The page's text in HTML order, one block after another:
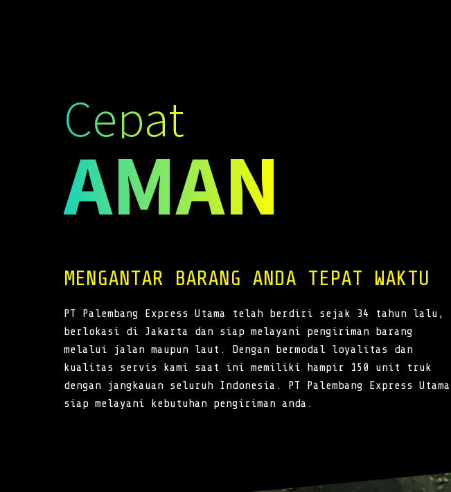
Cepat
AMAN
MENGANTAR BARANG ANDA TEPAT WAKTU
PT Palembang Express Utama telah berdiri sejak 34 tahun lalu,
berlokasi di Jakarta dan siap melayani pengiriman barang
melalui jalan maupun laut. Dengan bermodal loyalitas dan
kualitas servis kami saat ini memiliki hampir 150 unit truk
dengan jangkauan seluruh Indonesia. PT Palembang Express Utama
siap melayani kebutuhan pengiriman anda.